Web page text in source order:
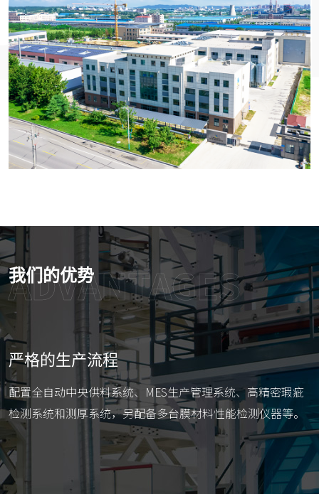
我们的优势
ADVANTAGES
严格的生产流程
配置全自动中央供料系统、MES生产管理系统、高精密瑕疵
检测系统和测厚系统，另配备多台膜材料性能检测仪器等。